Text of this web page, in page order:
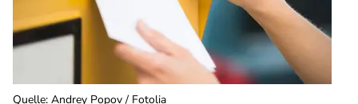
Quelle: Andrey Popov / Fotolia